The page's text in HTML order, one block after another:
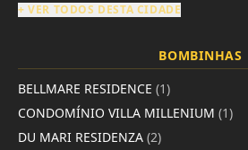
+ VER TODOS DESTA CIDADE
BOMBINHAS
BELLMARE RESIDENCE (1)
CONDOMÍNIO VILLA MILLENIUM (1)
DU MARI RESIDENZA (2)